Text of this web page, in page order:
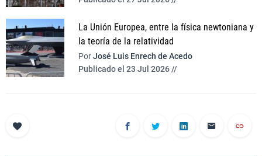
La Unión Europea, entre la física newtoniana y
la teoría de la relatividad
PorJosé Luis Enrech de Acedo
Publicado el 23 Jul 2026 //